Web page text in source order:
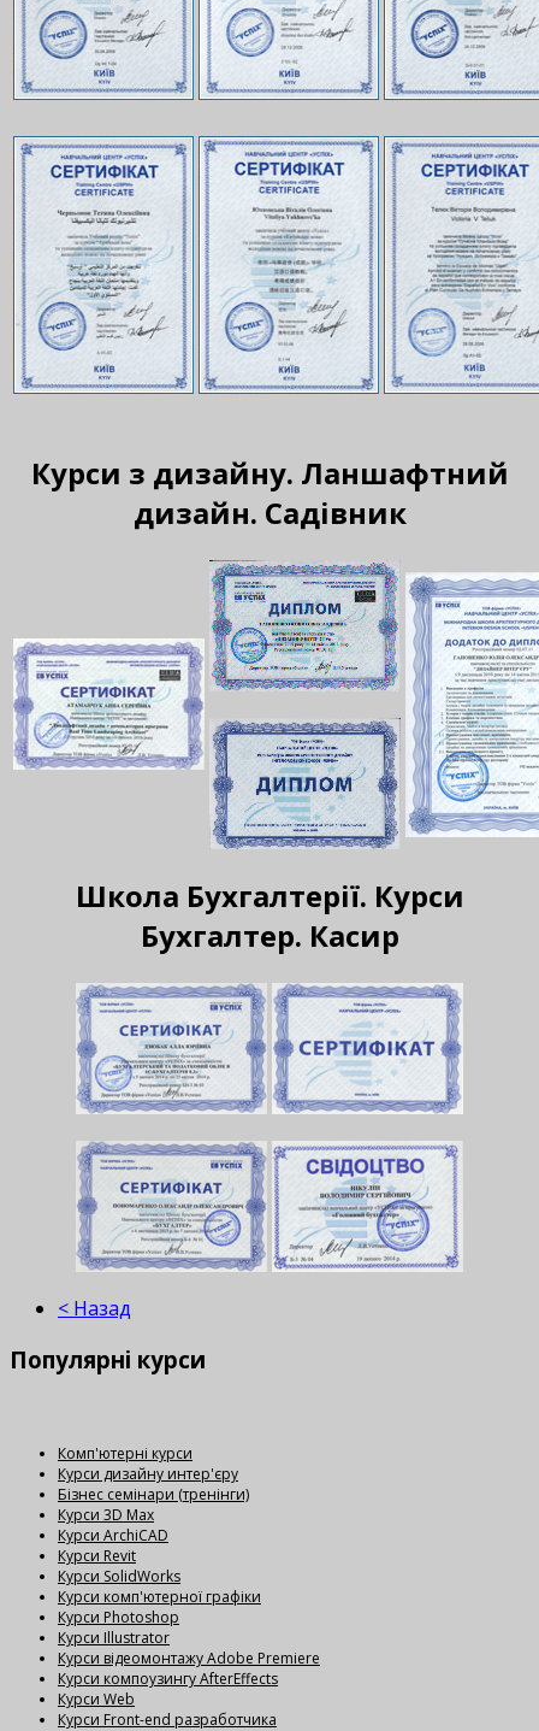
Курси з дизайну. Ланшафтний
дизайн. Садівник
Школа Бухгалтерії. Курси
Бухгалтер. Касир
< Назад
Популярні курси
Комп'ютерні курси
Курси дизайну интер'єру
Бізнес семінари (тренінги)
Курси 3D Max
Курси ArchiCAD
Курси Revit
Курси SolidWorks
Курси комп'ютерної графіки
Курси Photoshop
Курси Illustrator
Курси відеомонтажу Adobe Premiere
Курси компоузингу AfterEffects
Курси Web
Курси Front-end разработчика